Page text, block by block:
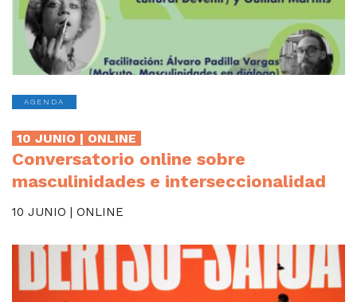
AGENDA
10 JUNIO | ONLINE
Conversatorio online sobre
masculinidades e interseccionalidad
10 JUNIO | ONLINE